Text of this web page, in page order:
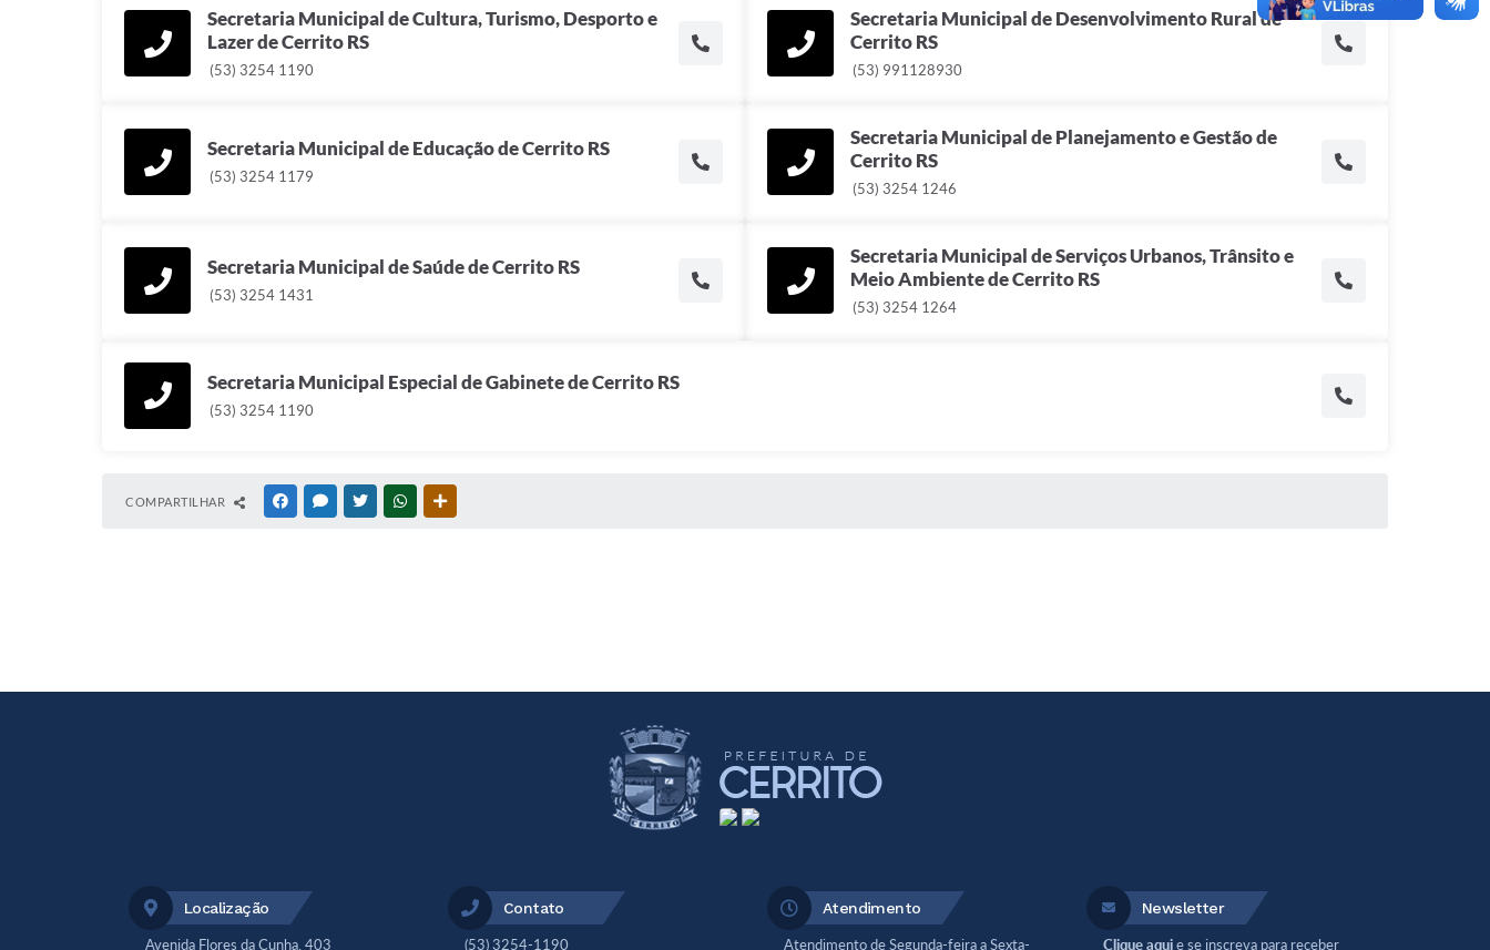
Secretaria Municipal de Cultura, Turismo, Desporto e
Lazer de Cerrito RS
(53) 3254 1190
Secretaria Municipal de Desenvolvimento Rural de
Cerrito RS
(53) 991128930
Secretaria Municipal de Educação de Cerrito RS
(53) 3254 1179
Secretaria Municipal de Planejamento e Gestão de
Cerrito RS
(53) 3254 1246
Secretaria Municipal de Saúde de Cerrito RS
(53) 3254 1431
Secretaria Municipal de Serviços Urbanos, Trânsito e
Meio Ambiente de Cerrito RS
(53) 3254 1264
Secretaria Municipal Especial de Gabinete de Cerrito RS
(53) 3254 1190
COMPARTILHAR FACEBOOKMESSENGER
TWITTERWHATSAPP
Localização
Avenida Flores da Cunha, 403
Contato
(53) 3254-1190
Atendimento
Atendimento de Segunda-feira a Sexta-
Newsletter
Clique aquie se inscreva para receber